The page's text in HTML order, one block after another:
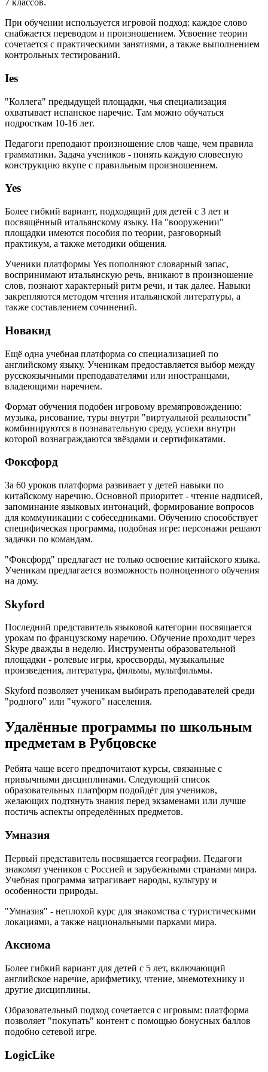
7 классов.
При обучении используется игровой подход: каждое слово
снабжается переводом и произношением. Усвоение теории
сочетается с практическими занятиями, а также выполнением
контрольных тестирований.
Ies
"Коллега" предыдущей площадки, чья специализация
охватывает испанское наречие. Там можно обучаться
подросткам 10-16 лет.
Педагоги преподают произношение слов чаще, чем правила
грамматики. Задача учеников - понять каждую словесную
конструкцию вкупе с правильным произношением.
Yes
Более гибкий вариант, подходящий для детей с 3 лет и
посвящённый итальянскому языку. На "вооружении"
площадки имеются пособия по теории, разговорный
практикум, а также методики общения.
Ученики платформы Yes пополняют словарный запас,
воспринимают итальянскую речь, вникают в произношение
слов, познают характерный ритм речи, и так далее. Навыки
закрепляются методом чтения итальянской литературы, а
также составлением сочинений.
Новакид
Ещё одна учебная платформа со специализацией по
английскому языку. Ученикам предоставляется выбор между
русскоязычными преподавателями или иностранцами,
владеющими наречием.
Формат обучения подобен игровому времяпровождению:
музыка, рисование, туры внутри "виртуальной реальности"
комбинируются в познавательную среду, успехи внутри
которой вознаграждаются звёздами и сертификатами.
Фоксфорд
За 60 уроков платформа развивает у детей навыки по
китайскому наречию. Основной приоритет - чтение надписей,
запоминание языковых интонаций, формирование вопросов
для коммуникации с собеседниками. Обучению способствует
специфическая программа, подобная игре: персонажи решают
задачки по командам.
"Фоксфорд" предлагает не только освоение китайского языка.
Ученикам предлагается возможность полноценного обучения
на дому.
Skyford
Последний представитель языковой категории посвящается
урокам по французскому наречию. Обучение проходит через
Skype дважды в неделю. Инструменты образовательной
площадки - ролевые игры, кроссворды, музыкальные
произведения, литература, фильмы, мультфильмы.
Skyford позволяет ученикам выбирать преподавателей среди
"родного" или "чужого" населения.
Удалённые программы по школьным
предметам в Рубцовске
Ребята чаще всего предпочитают курсы, связанные с
привычными дисциплинами. Следующий список
образовательных платформ подойдёт для учеников,
желающих подтянуть знания перед экзаменами или лучше
постичь аспекты определённых предметов.
Умназия
Первый представитель посвящается географии. Педагоги
знакомят учеников с Россией и зарубежными странами мира.
Учебная программа затрагивает народы, культуру и
особенности природы.
"Умназия" - неплохой курс для знакомства с туристическими
локациями, а также национальными парками мира.
Аксиома
Более гибкий вариант для детей с 5 лет, включающий
английское наречие, арифметику, чтение, мнемотехнику и
другие дисциплины.
Образовательный подход сочетается с игровым: платформа
позволяет "покупать" контент с помощью бонусных баллов
подобно сетевой игре.
LogicLike